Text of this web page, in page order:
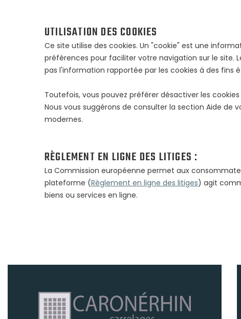
UTILISATION DES COOKIES
Ce site utilise des cookies. Un "cookie" est une
préférences pour faciliter votre navigation sur le site.
pas l'information rapportée par les cookies à des fins
Toutefois, vous pouvez préférer désactiver les
Nous vous suggérons de consulter la section Aide de
modernes.
RÈGLEMENT EN LIGNE DES LITIGES :
La Commission européenne permet aux
plateforme (Règlement en ligne des litiges) agit
biens ou services en ligne.